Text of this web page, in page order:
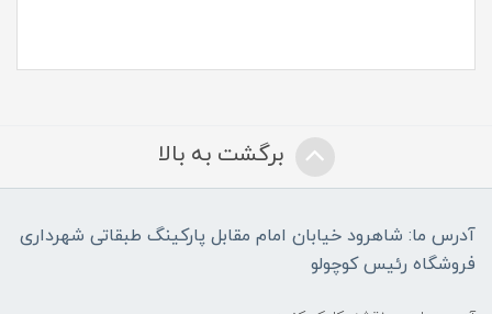
برگشت به بالا
آدرس ما: شاهرود خیابان امام مقابل پارکینگ طبقاتی شهرداری
فروشگاه رئیس کوچولو